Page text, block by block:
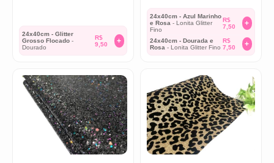
24x40cm - Glitter
Grosso Flocado -
Dourado
R$
9,50
+
24x40cm - Azul Marinho
e Rosa - Lonita Glitter
Fino
R$
7,50
+
24x40cm - Dourada e
Rosa - Lonita Glitter Fino
R$
7,50
+